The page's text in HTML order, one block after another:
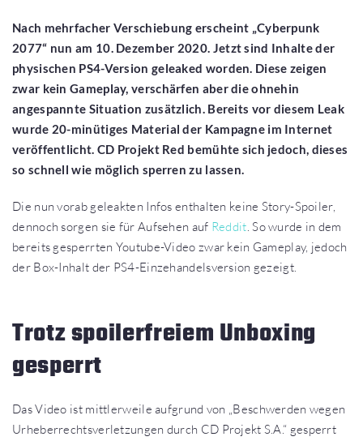
Nach mehrfacher Verschiebung erscheint „Cyberpunk
2077“ nun am 10. Dezember 2020. Jetzt sind Inhalte der
physischen PS4-Version geleaked worden. Diese zeigen
zwar kein Gameplay, verschärfen aber die ohnehin
angespannte Situation zusätzlich. Bereits vor diesem Leak
wurde 20-minütiges Material der Kampagne im Internet
veröffentlicht. CD Projekt Red bemühte sich jedoch, dieses
so schnell wie möglich sperren zu lassen.
Die nun vorab geleakten Infos enthalten keine Story-Spoiler,
dennoch sorgen sie für Aufsehen auf Reddit. So wurde in dem
bereits gesperrten Youtube-Video zwar kein Gameplay, jedoch
der Box-Inhalt der PS4-Einzehandelsversion gezeigt.
Trotz spoilerfreiem Unboxing
gesperrt
Das Video ist mittlerweile aufgrund von „Beschwerden wegen
Urheberrechtsverletzungen durch CD Projekt S.A.“ gesperrt